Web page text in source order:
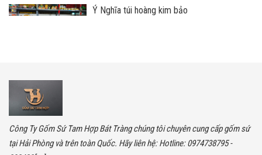
Ý Nghĩa túi hoàng kim bảo
Công Ty Gốm Sứ Tam Hợp Bát Tràng chúng tôi chuyên cung cấp gốm sứ
tại Hải Phòng và trên toàn Quốc. Hãy liên hệ: Hotline: 0974738795 -